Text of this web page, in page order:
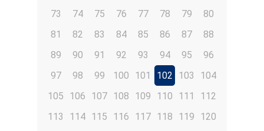
73
74 75 76 77 78 79
80
81
82 83 84 85 86 87
88
89
90 91 92 93 94 95
96
97
98 99 100 101 102 103
104
105
106 107 108 109 110 111
112
113
114 115 116 117 118 119
120